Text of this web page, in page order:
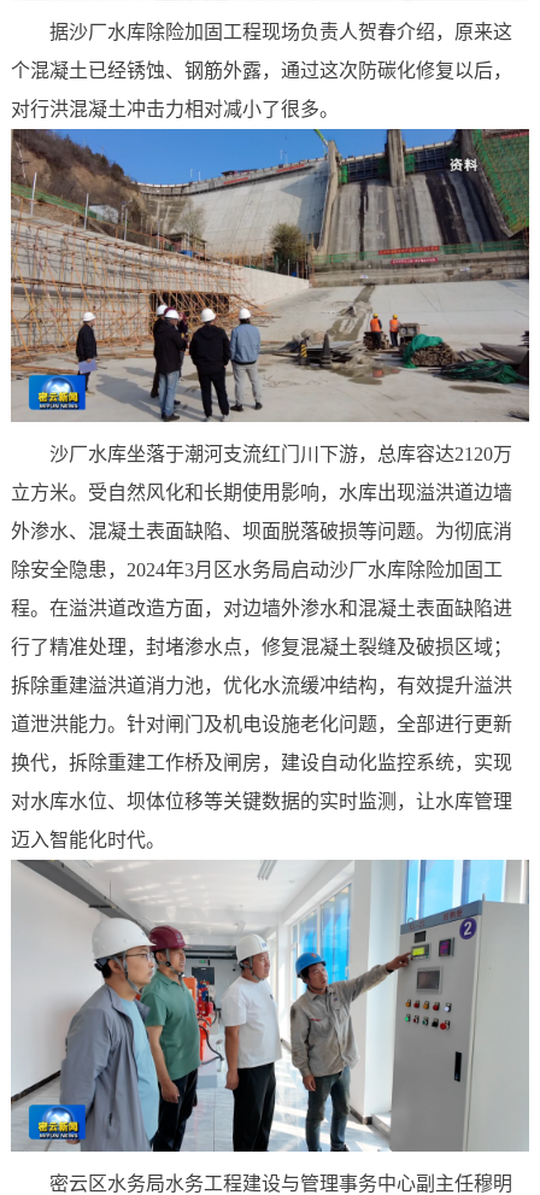
据沙厂水库除险加固工程现场负责人贺春介绍，原来这
个混凝土已经锈蚀、钢筋外露，通过这次防碳化修复以后，
对行洪混凝土冲击力相对减小了很多。
沙厂水库坐落于潮河支流红门川下游，总库容达2120万
立方米。受自然风化和长期使用影响，水库出现溢洪道边墙
外渗水、混凝土表面缺陷、坝面脱落破损等问题。为彻底消
除安全隐患，2024年3月区水务局启动沙厂水库除险加固工
程。在溢洪道改造方面，对边墙外渗水和混凝土表面缺陷进
行了精准处理，封堵渗水点，修复混凝土裂缝及破损区域；
拆除重建溢洪道消力池，优化水流缓冲结构，有效提升溢洪
道泄洪能力。针对闸门及机电设施老化问题，全部进行更新
换代，拆除重建工作桥及闸房，建设自动化监控系统，实现
对水库水位、坝体位移等关键数据的实时监测，让水库管理
迈入智能化时代。
密云区水务局水务工程建设与管理事务中心副主任穆明